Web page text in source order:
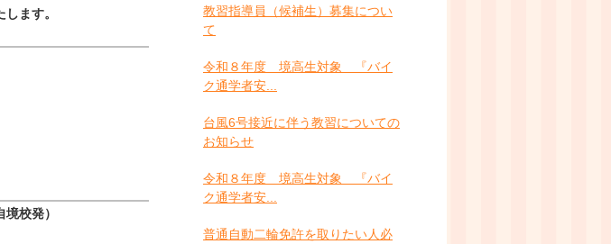
ます。
境校発）
教習指導員（候補生）募集につい
て
令和８年度 境高生対象 『バイ
ク通学者安...
台風6号接近に伴う教習についての
お知らせ
令和８年度 境高生対象 『バイ
ク通学者安...
普通自動二輪免許を取りたい人必